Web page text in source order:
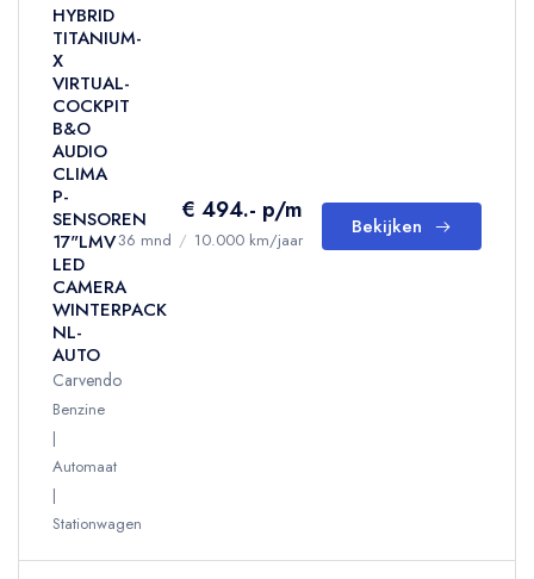
HYBRID
TITANIUM-
X
VIRTUAL-
COCKPIT
B&O
AUDIO
CLIMA
P-
SENSOREN
17"LMV
LED
CAMERA
WINTERPACK
NL-
AUTO
Carvendo
Benzine
Automaat
Stationwagen
€ 494.- p/m
36 mnd / 10.000 km/jaar
Bekijken